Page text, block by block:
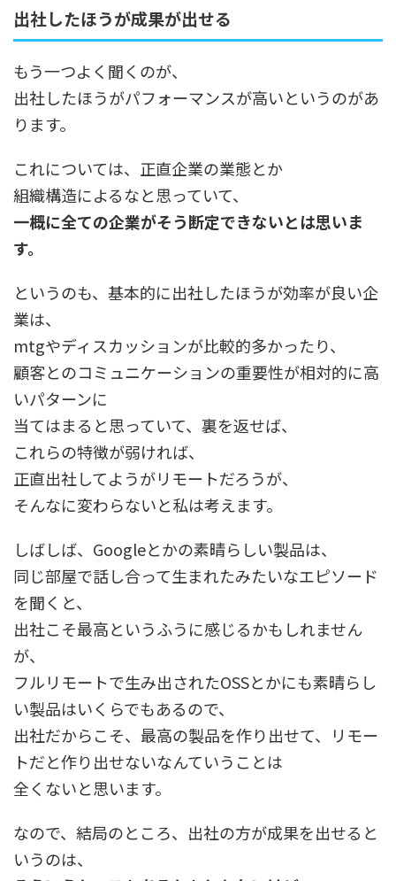
出社したほうが成果が出せる
もう一つよく聞くのが、
出社したほうがパフォーマンスが高いというのがあ
ります。
これについては、正直企業の業態とか
組織構造によるなと思っていて、
一概に全ての企業がそう断定できないとは思いま
す。
というのも、基本的に出社したほうが効率が良い企
業は、
mtgやディスカッションが比較的多かったり、
顧客とのコミュニケーションの重要性が相対的に高
いパターンに
当てはまると思っていて、裏を返せば、
これらの特徴が弱ければ、
正直出社してようがリモートだろうが、
そんなに変わらないと私は考えます。
しばしば、Googleとかの素晴らしい製品は、
同じ部屋で話し合って生まれたみたいなエピソード
を聞くと、
出社こそ最高というふうに感じるかもしれません
が、
フルリモートで生み出されたOSSとかにも素晴らし
い製品はいくらでもあるので、
出社だからこそ、最高の製品を作り出せて、リモー
トだと作り出せないなんていうことは
全くないと思います。
なので、結局のところ、出社の方が成果を出せると
いうのは、